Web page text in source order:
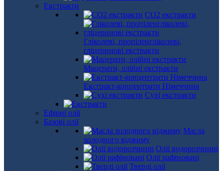
Екстракти
СО2 екстракти
Гліколеві, пропіленгліколеві,
гліцеринові екстракти
Мацерати, олійні екстракти
Екстракт-концентрати Німеччина
Сухі екстракти
Ефірні олії
Базові олії
Масла
холодного віджиму
Олії водорозчинні
Олії рафіновані
Тверді олії